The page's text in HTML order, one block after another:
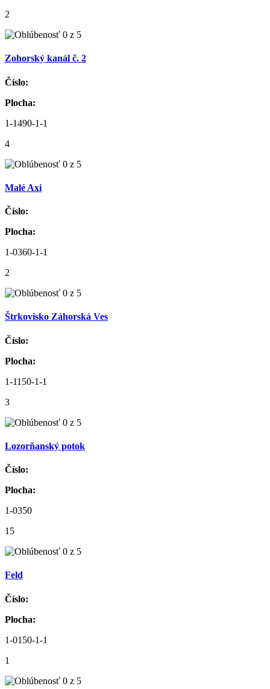
2
Zohorský kanál č. 2
Číslo:
Plocha:
1-1490-1-1
4
Malé Axi
Číslo:
Plocha:
1-0360-1-1
2
Štrkovisko Záhorská Ves
Číslo:
Plocha:
1-1150-1-1
3
Lozorňanský potok
Číslo:
Plocha:
1-0350
15
Feld
Číslo:
Plocha:
1-0150-1-1
1